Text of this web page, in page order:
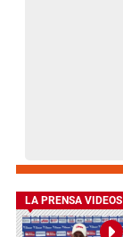
LA PRENSA VIDEOS